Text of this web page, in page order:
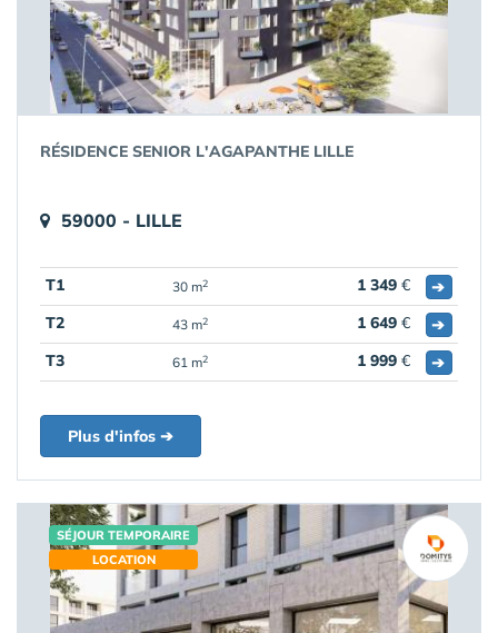
RÉSIDENCE SENIOR L'AGAPANTHE LILLE
59000 - LILLE
T1 30 m2 1 349 €
➔
T2
43 m2 1 649 €
➔
T3
61 m2 1 999 € ➔
Plus d'infos ➔
SÉJOUR TEMPORAIRE
LOCATION